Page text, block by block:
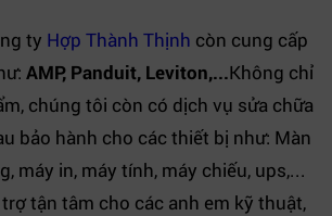
ty Hợp Thành Thịnh còn cung cấp
AMP, Panduit, Leviton,...Không chỉ
chúng tôi còn có dịch vụ sửa chữa
bảo hành cho các thiết bị như: Màn
máy in, máy tính, máy chiếu, ups,...
tận tâm cho các anh em kỹ thuật,